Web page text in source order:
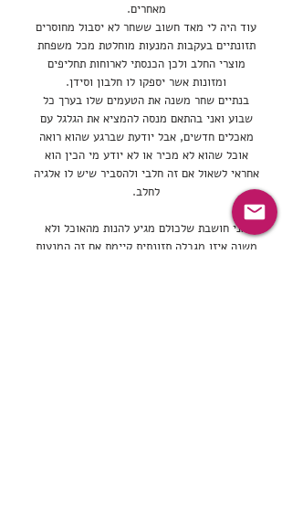
מאחרים.
עוד היה לי מאד חשוב ששחר לא יסבול מחוסרים
תזונתיים בעקבות המנעות מוחלטת מכל משפחת
מוצרי החלב ולכן הכנסתי לארוחות תחליפים
ומזונות אשר יספקו לו חלבון וסידן.
בנתיים שחר משנה את הטעמים שלו בערך כל
שבוע ואני בהתאם מנסה להמציא את הגלגל עם
מאכלים חדשים, אבל יודעת שברגע שהוא רואה
אוכל שהוא לא מכיר או לא יודע מי הכין הוא
אחראי לשאול אם זה חלבי ולהסביר שיש לו אלגיה
לחלב.
אני חושבת שלכולם מגיע להנות מהאוכל ולא
משנה איזו מגבלה תזונתית קיימת אם זה המנעות